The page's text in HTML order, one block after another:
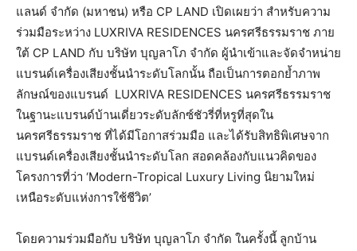
แลนด์ จำกัด (มหาชน) หรือ CP LAND เปิดเผยว่า สำหรับความ
ร่วมมือระหว่าง LUXRIVA RESIDENCES นครศรีธรรมราช ภาย
ใต้ CP LAND กับ บริษัท บุญลาโภ จำกัด ผู้นำเข้าและจัดจำหน่าย
แบรนด์เครื่องเสียงชั้นนำระดับโลกนั้น ถือเป็นการตอกย้ำภาพ
ลักษณ์ของแบรนด์ LUXRIVA RESIDENCES นครศรีธรรมราช
ในฐานะแบรนด์บ้านเดี่ยวระดับลักซ์ชัวรี่ที่หรูที่สุดใน
นครศรีธรรมราช ที่ได้มีโอกาสร่วมมือ และได้รับสิทธิพิเศษจาก
แบรนด์เครื่องเสียงชั้นนำระดับโลก สอดคล้องกับแนวคิดของ
โครงการที่ว่า ‘Modern-Tropical Luxury Living นิยามใหม่
เหนือระดับแห่งการใช้ชีวิต’
โดยความร่วมมือกับ บริษัท บุญลาโภ จำกัด ในครั้งนี้ ลูกบ้าน